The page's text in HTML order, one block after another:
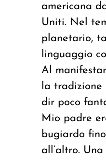
americana
Uniti. Nel
planetario,
linguaggio
Al
la tradizione
dir poco
Mio padre
bugiardo
all’altro.